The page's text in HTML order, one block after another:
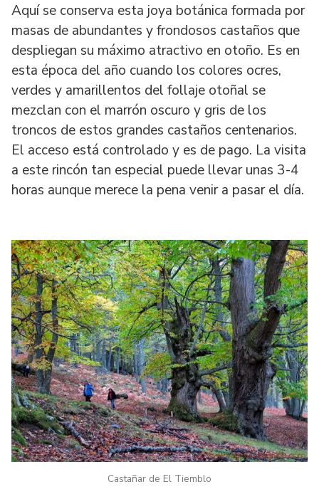
Aquí se conserva esta joya botánica formada por
masas de abundantes y frondosos castaños que
despliegan su máximo atractivo en otoño. Es en
esta época del año cuando los colores ocres,
verdes y amarillentos del follaje otoñal se
mezclan con el marrón oscuro y gris de los
troncos de estos grandes castaños centenarios.
El acceso está controlado y es de pago. La visita
a este rincón tan especial puede llevar unas 3-4
horas aunque merece la pena venir a pasar el día.
Castañar de El Tiemblo